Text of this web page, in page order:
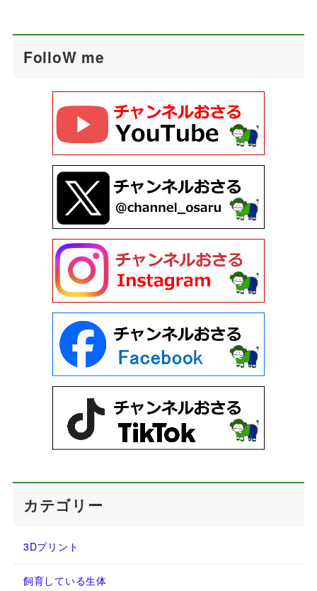
FolloW me
カテゴリー
3Dプリント
飼育している生体